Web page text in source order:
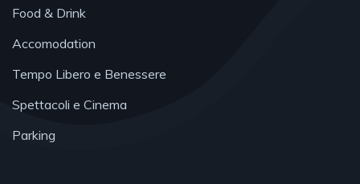
Food & Drink
Accomodation
Tempo Libero e Benessere
Spettacoli e Cinema
Parking